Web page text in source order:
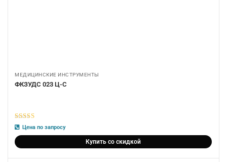
МЕДИЦИНСКИЕ ИНСТРУМЕНТЫ
ФКЗУДС 023 Ц-С
5из 5
Цена по запросу
Купить со скидкой